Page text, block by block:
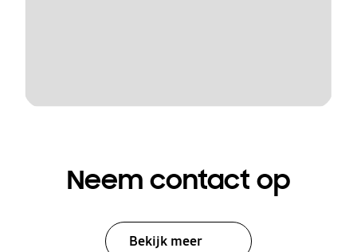
Neem contact op
Bekijk meer